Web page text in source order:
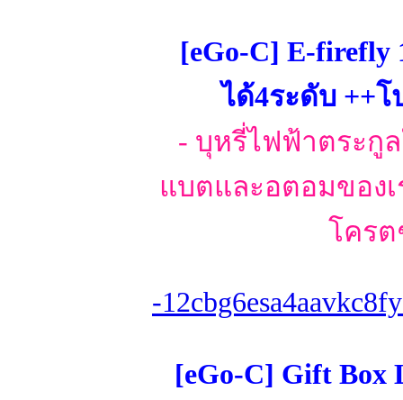
[eGo-C] E-
ได้4ระดับ ++
- บุหรี่ไฟฟ้าตระกู
แบตและอตอมของ
โครต
-
[eGo-C] Gift Box